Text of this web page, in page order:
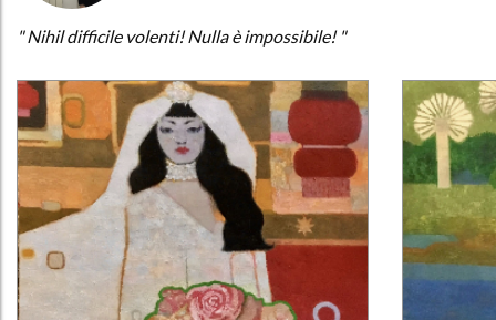
" Nihil difficile volenti! Nulla è impossibile! "